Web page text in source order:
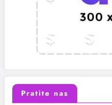
Pratite nas